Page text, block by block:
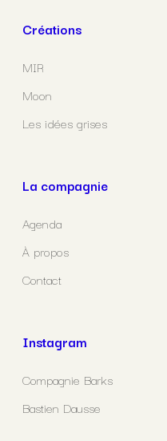
Créations
MIR
Moon
Les idées grises
La compagnie
Agenda
À propos
Contact
Instagram
Compagnie Barks
Bastien Dausse